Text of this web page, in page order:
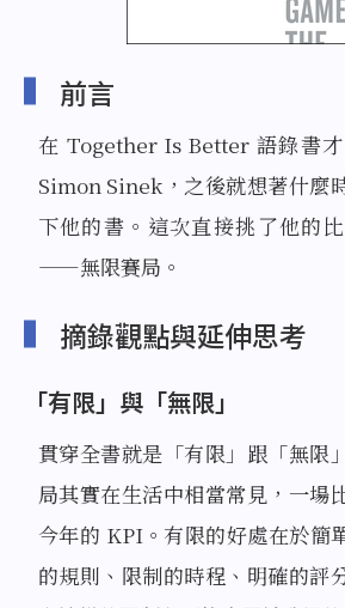
前言
在 Together Is Better 語錄書
Simon Sinek，之後就想著什麼
下他的書。這次直接挑了他的
——無限賽局。
摘錄觀點與延伸思考
「有限」與「無限」
貫穿全書就是「有限」跟「無限
局其實在生活中相當常見，一場
今年的 KPI。有限的好處在於簡
的規則、限制的時程、明確的評